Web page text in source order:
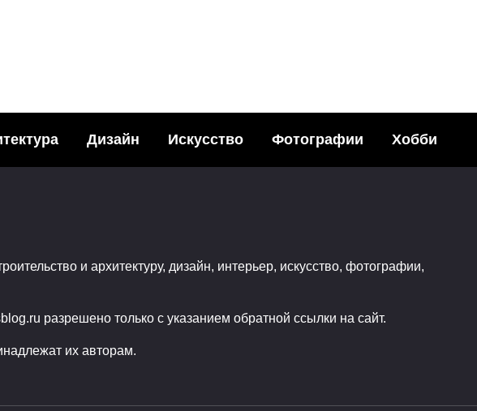
социальных сетях:68Поделились
Мехико
Дизайн Искусство Фотографии Хобби
и архитектуру, дизайн, интерьер, искусство, фотографии,
разрешено только с указанием обратной ссылки на сайт.
их авторам.